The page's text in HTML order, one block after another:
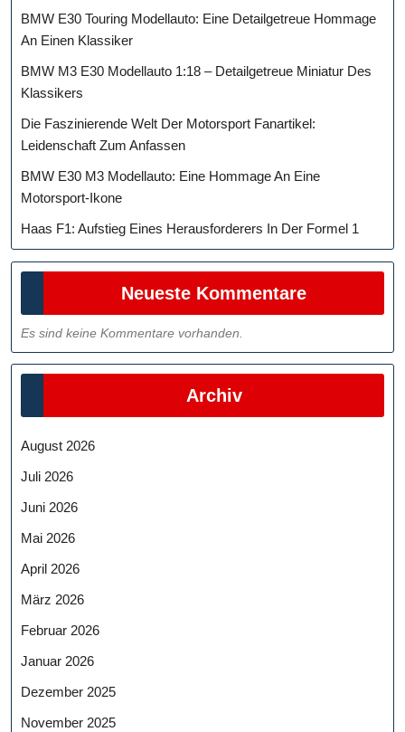
BMW E30 Touring Modellauto: Eine Detailgetreue Hommage
An Einen Klassiker
BMW M3 E30 Modellauto 1:18 – Detailgetreue Miniatur Des
Klassikers
Die Faszinierende Welt Der Motorsport Fanartikel:
Leidenschaft Zum Anfassen
BMW E30 M3 Modellauto: Eine Hommage An Eine
Motorsport-Ikone
Haas F1: Aufstieg Eines Herausforderers In Der Formel 1
Neueste Kommentare
Es sind keine Kommentare vorhanden.
Archiv
August 2026
Juli 2026
Juni 2026
Mai 2026
April 2026
März 2026
Februar 2026
Januar 2026
Dezember 2025
November 2025